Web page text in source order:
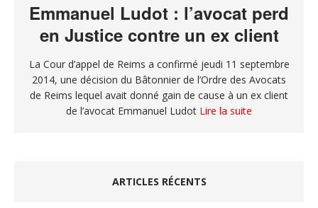
Emmanuel Ludot : l’avocat perd
en Justice contre un ex client
La Cour d’appel de Reims a confirmé jeudi 11 septembre
2014, une décision du Bâtonnier de l’Ordre des Avocats
de Reims lequel avait donné gain de cause à un ex client
de l’avocat Emmanuel Ludot Lire la suite
ARTICLES RÉCENTS